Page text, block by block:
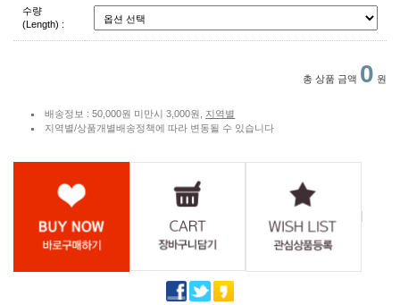
수량
(Length) :
총 상품 금액 0 원
배송정보 : 50,000원 미만시 3,000원, 지역별
지역별/상품개별배송정책에 따라 변동될 수 있습니다